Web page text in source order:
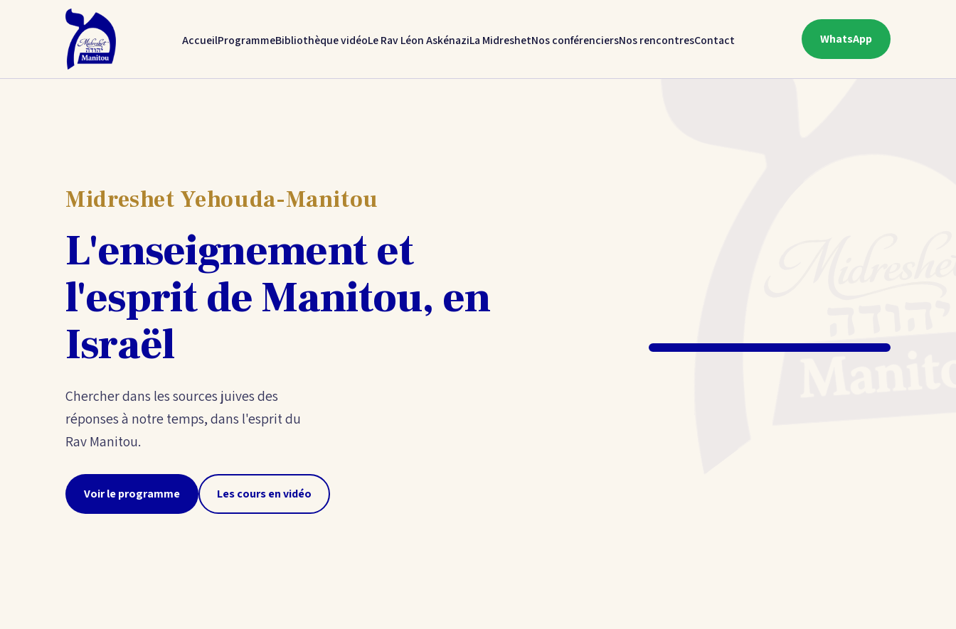
AccueilProgrammeBibliothèque vidéoLe Rav Léon AskénaziLa MidreshetNos conférenciersNos rencontresContact WhatsApp
Midreshet Yehouda-Manitou
L'enseignement et
l'esprit de Manitou, en
Israël
Chercher dans les sources juives des
réponses à notre temps, dans l'esprit du
Rav Manitou.
Voir le programme Les cours en vidéo